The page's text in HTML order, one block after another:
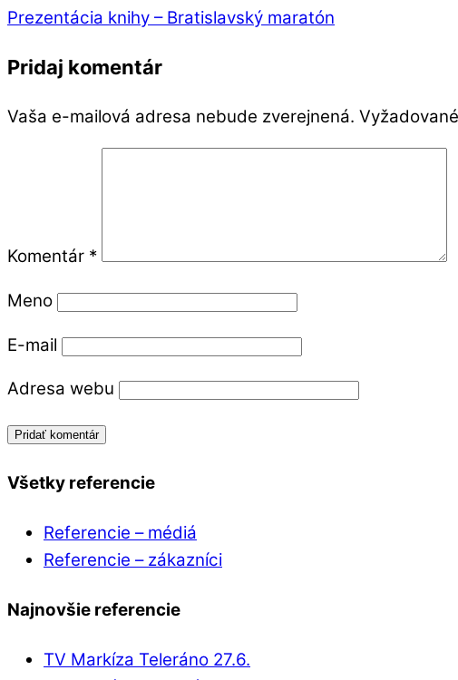
Prezentácia knihy – Bratislavský maratón
Pridaj komentár
Vaša e-mailová adresa nebude zverejnená.
Komentár *
Meno
E-mail
Adresa webu
Všetky referencie
Referencie – médiá
Referencie – zákazníci
Najnovšie referencie
TV Markíza Teleráno 27.6.